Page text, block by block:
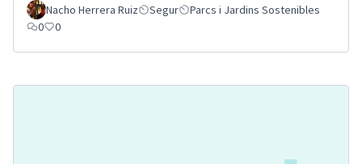
Nacho Herrera Ruiz
Segur
Parcs i Jardins Sostenibles
0
0